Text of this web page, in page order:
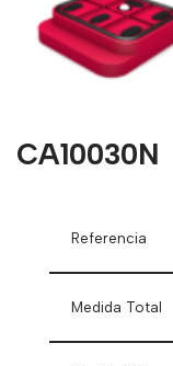
CA10030N
Referencia
Medida Total